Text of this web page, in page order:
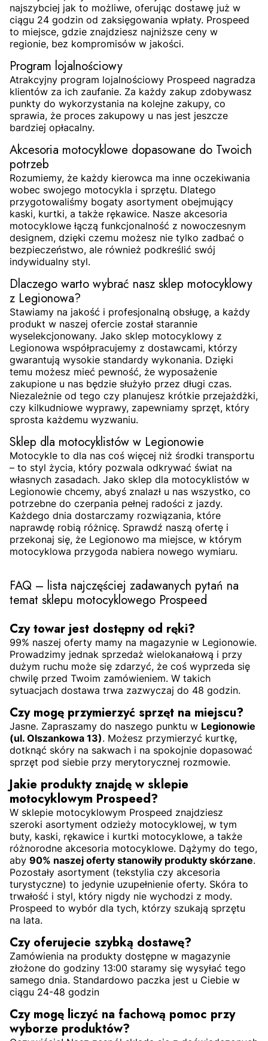
najszybciej jak to możliwe, oferując dostawę już w
ciągu 24 godzin od zaksięgowania wpłaty. Prospeed
to miejsce, gdzie znajdziesz najniższe ceny w
regionie, bez kompromisów w jakości.
Program lojalnościowy
Atrakcyjny program lojalnościowy Prospeed nagradza
klientów za ich zaufanie. Za każdy zakup zdobywasz
punkty do wykorzystania na kolejne zakupy, co
sprawia, że proces zakupowy u nas jest jeszcze
bardziej opłacalny.
Akcesoria motocyklowe dopasowane do Twoich
potrzeb
Rozumiemy, że każdy kierowca ma inne oczekiwania
wobec swojego motocykla i sprzętu. Dlatego
przygotowaliśmy bogaty asortyment obejmujący
kaski, kurtki, a także rękawice. Nasze akcesoria
motocyklowe łączą funkcjonalność z nowoczesnym
designem, dzięki czemu możesz nie tylko zadbać o
bezpieczeństwo, ale również podkreślić swój
indywidualny styl.
Dlaczego warto wybrać nasz sklep motocyklowy
z Legionowa?
Stawiamy na jakość i profesjonalną obsługę, a każdy
produkt w naszej ofercie został starannie
wyselekcjonowany. Jako sklep motocyklowy z
Legionowa współpracujemy z dostawcami, którzy
gwarantują wysokie standardy wykonania. Dzięki
temu możesz mieć pewność, że wyposażenie
zakupione u nas będzie służyło przez długi czas.
Niezależnie od tego czy planujesz krótkie przejażdżki,
czy kilkudniowe wyprawy, zapewniamy sprzęt, który
sprosta każdemu wyzwaniu.
Sklep dla motocyklistów w Legionowie
Motocykle to dla nas coś więcej niż środki transportu
– to styl życia, który pozwala odkrywać świat na
własnych zasadach. Jako sklep dla motocyklistów w
Legionowie chcemy, abyś znalazł u nas wszystko, co
potrzebne do czerpania pełnej radości z jazdy.
Każdego dnia dostarczamy rozwiązania, które
naprawdę robią różnicę. Sprawdź naszą ofertę i
przekonaj się, że Legionowo ma miejsce, w którym
motocyklowa przygoda nabiera nowego wymiaru.
FAQ – lista najczęściej zadawanych pytań na
temat sklepu motocyklowego Prospeed
Czy towar jest dostępny od ręki?
99% naszej oferty mamy na magazynie w Legionowie.
Prowadzimy jednak sprzedaż wielokanałową i przy
dużym ruchu może się zdarzyć, że coś wyprzeda się
chwilę przed Twoim zamówieniem. W takich
sytuacjach dostawa trwa zazwyczaj do 48 godzin.
Czy mogę przymierzyć sprzęt na miejscu?
Jasne. Zapraszamy do naszego punktu w Legionowie
(ul. Olszankowa 13). Możesz przymierzyć kurtkę,
dotknąć skóry na sakwach i na spokojnie dopasować
sprzęt pod siebie przy merytorycznej rozmowie.
Jakie produkty znajdę w sklepie
motocyklowym Prospeed?
W sklepie motocyklowym Prospeed znajdziesz
szeroki asortyment odzieży motocyklowej, w tym
buty, kaski, rękawice i kurtki motocyklowe, a także
różnorodne akcesoria motocyklowe. Dążymy do tego,
aby 90% naszej oferty stanowiły produkty skórzane.
Pozostały asortyment (tekstylia czy akcesoria
turystyczne) to jedynie uzupełnienie oferty. Skóra to
trwałość i styl, który nigdy nie wychodzi z mody.
Prospeed to wybór dla tych, którzy szukają sprzętu
na lata.
Czy oferujecie szybką dostawę?
Zamówienia na produkty dostępne w magazynie
złożone do godziny 13:00 staramy się wysyłać tego
samego dnia. Standardowo paczka jest u Ciebie w
ciągu 24-48 godzin
Czy mogę liczyć na fachową pomoc przy
wyborze produktów?